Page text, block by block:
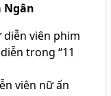
Ngân
diễn viên phim
trong “11
viên nữ ấn